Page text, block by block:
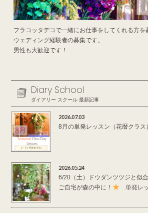
フラコッタデコで一緒にお仕事をしてくれる方を
ウェディング経験者の募集です。
男性も大歓迎です！
Diary School
ダイアリー スクール 最新記事
2026.07.03
8月の単発レッスン（花暦クラス
2026.05.24
6/20（土）ドウダンツツジと似
ご自宅が森の中に！
単発レ